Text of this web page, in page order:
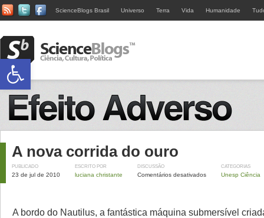
ScienceBlogs Brasil Universo Terra Vida Humanidade
A nova corrida do ouro
PUBLICADO
23 de jul de 2010
ESCRITO POR
luciana christante
DISCUSSÃO
Comentários desativados
CATEGORIAS
Unesp Ciência
A bordo do Nautilus, a fantástica máquina submersível
Abrir a barra de ferramentas